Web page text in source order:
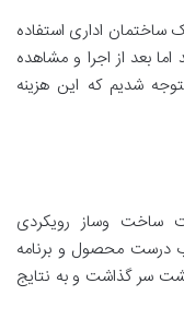
ساختمان اداری استفاده
اما بعد از اجرا و مشاهده
شدیم که این هزینه
ساخت وساز رویکردی
درست محصول و برنامه
سر گذاشت و به نتایج